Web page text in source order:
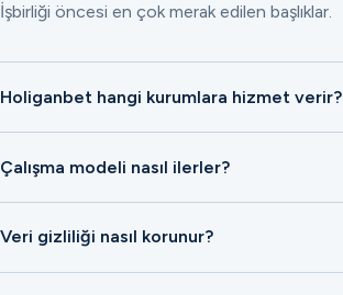
İşbirliği öncesi en çok merak edilen başlıklar.
Holiganbet hangi kurumlara hizmet verir?
Çalışma modeli nasıl ilerler?
Veri gizliliği nasıl korunur?